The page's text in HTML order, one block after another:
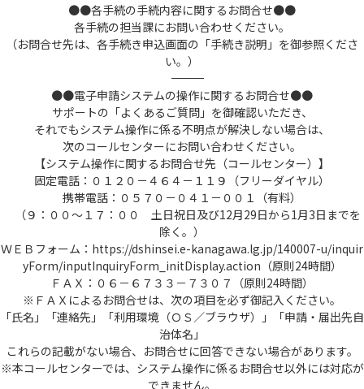
●●各手続の手続内容に関するお問合せ●●
各手続の担当課にお問い合わせください。
（お問合せ先は、各手続き申込画面の「手続き説明」を御参照くださ
い。）
――――――――――――――――――――――――――――――――――――――――――――――――――
●●電子申請システムの操作に関するお問合せ●●
サポートの「よくあるご質問」を御確認いただき、
それでもシステム操作に係る不明点が解決しない場合は、
次のコールセンターにお問い合わせください。
【システム操作に関するお問合せ先（コールセンター）】
固定電話：０１２０－４６４－１１９（フリーダイヤル）
携帯電話：０５７０－０４１－００１（有料）
（９：００～１７：００ 土日祝日及び12月29日から1月3日までを
除く。）
ＷＥＢフォーム：https://dshinsei.e-kanagawa.lg.jp/140007-u/inquir
yForm/inputInquiryForm_initDisplay.action（原則24時間）
ＦＡＸ：０６－６７３３－７３０７（原則24時間）
※ＦＡＸによるお問合せは、次の項目を必ず御記入ください。
「氏名」「連絡先」「利用環境（ＯＳ／ブラウザ）」「申請・届出先自
治体名」
これらの記載がない場合、お問合せに回答できない場合があります。
※本コールセンターでは、システム操作に係るお問合せ以外には対応が
できません。